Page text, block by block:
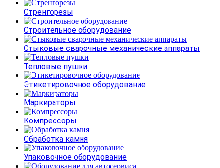
Стренгорезы
Строительное оборудование
Стыковые сварочные механические аппараты
Тепловые пушки
Этикетировочное оборудование
Маркираторы
Компрессоры
Обработка камня
Упаковочное оборудование